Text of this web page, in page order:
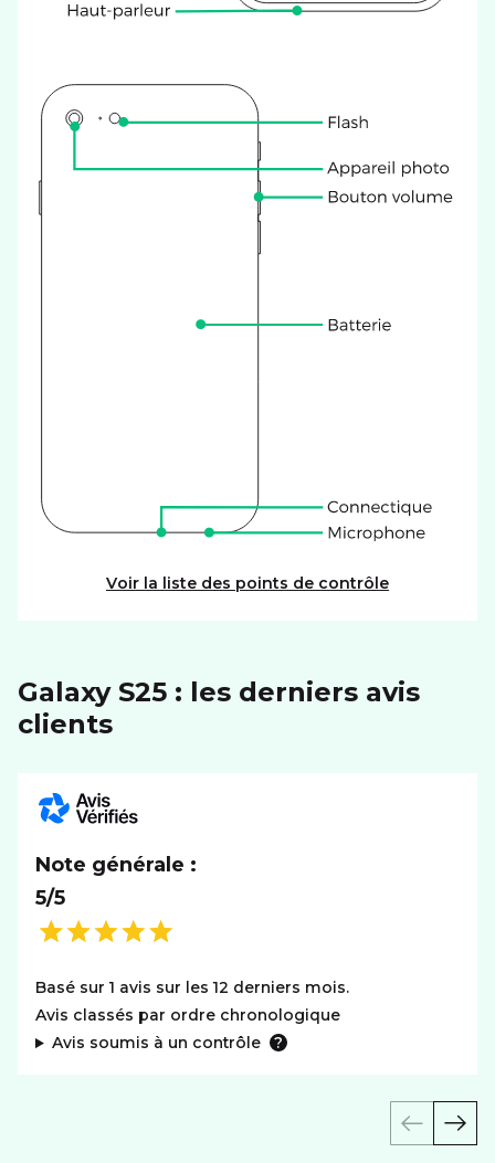
Voir la liste des points de contrôle
Galaxy S25 : les derniers avis
clients
Note générale :
5/5
Basé sur 1 avis sur les 12 derniers mois.
Avis classés par ordre chronologique
Avis soumis à un contrôle